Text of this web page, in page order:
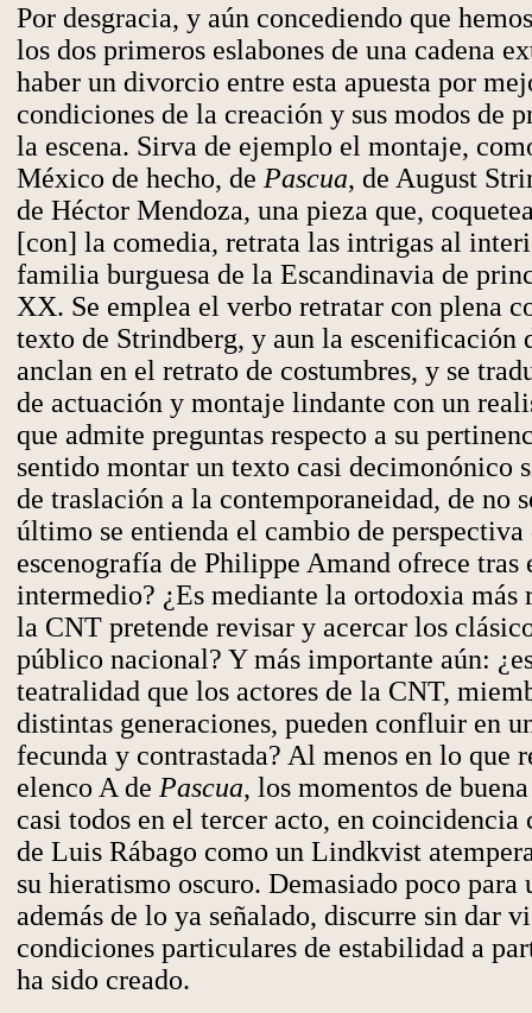
Por desgracia, y aún concediendo que
los dos primeros eslabones de una cadena
haber un divorcio entre esta apuesta por
condiciones de la creación y sus modos de
la escena. Sirva de ejemplo el montaje,
México de hecho, de Pascua, de August
de Héctor Mendoza, una pieza que,
[con] la comedia, retrata las intrigas al
familia burguesa de la Escandinavia de
XX. Se emplea el verbo retratar con plena
texto de Strindberg, y aun la escenificación
anclan en el retrato de costumbres, y se
de actuación y montaje lindante con un
que admite preguntas respecto a su
sentido montar un texto casi decimonónico
de traslación a la contemporaneidad, de no
último se entienda el cambio de perspectiva
escenografía de Philippe Amand ofrece tras
intermedio? ¿Es mediante la ortodoxia más
la CNT pretende revisar y acercar los
público nacional? Y más importante aún:
teatralidad que los actores de la CNT,
distintas generaciones, pueden confluir en
fecunda y contrastada? Al menos en lo que
elenco A de Pascua, los momentos de
casi todos en el tercer acto, en coincidencia
de Luis Rábago como un Lindkvist
su hieratismo oscuro. Demasiado poco para
además de lo ya señalado, discurre sin dar
condiciones particulares de estabilidad a
ha sido creado.